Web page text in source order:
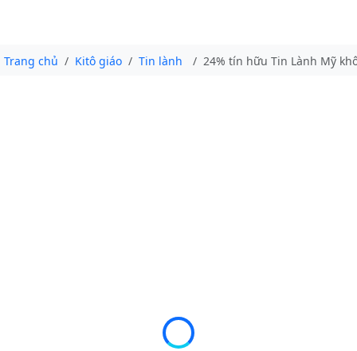
Trang chủ Kitô giáo Tin lành 24% tín hữu Tin Lành Mỹ